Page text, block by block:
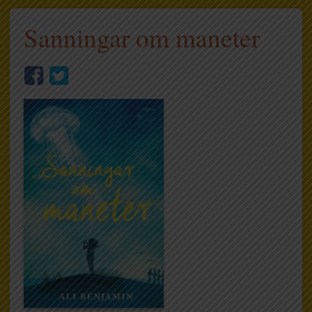
Sanningar om maneter